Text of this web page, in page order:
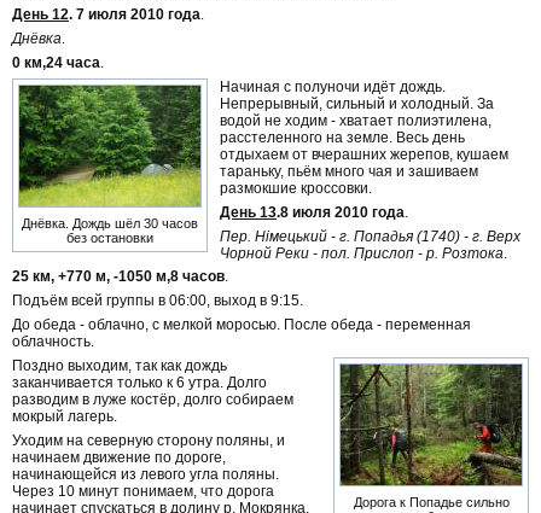
День 12. 7 июля 2010 года
Днёвка
0 км,24 часа
Днёвка. Дождь шёл 30 часов
без остановки
Начиная с полуночи идёт дождь.
Непрерывный, сильный и холодный. За
водой не ходим - хватает полиэтилена,
расстеленного на земле. Весь день
отдыхаем от вчерашних жерепов, кушаем
тараньку, пьём много чая и зашиваем
размокшие кроссовки.
День 13.8 июля 2010 года
Пер. Німецький - г. Попадья (1740) - г. Верх
Чорной Реки - пол. Прислоп - р. Розтока
25 км, +770 м, -1050 м,8 часов.
Подъём всей группы в 06:00, выход в 9:15.
До обеда - облачно, с мелкой моросью. После обеда - переменная
облачность.
Дорога к Попадье сильно
Поздно выходим, так как дождь
заканчивается только к 6 утра. Долго
разводим в луже костёр, долго собираем
мокрый лагерь.
Уходим на северную сторону поляны, и
начинаем движение по дороге,
начинающейся из левого угла поляны.
Через 10 минут понимаем, что дорога
начинает спускаться в долину р. Мокрянка.